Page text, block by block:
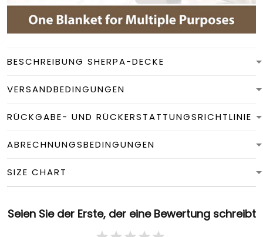
BESCHREIBUNG SHERPA-DECKE
VERSANDBEDINGUNGEN
RÜCKGABE- UND RÜCKERSTATTUNGSRICHTLINIE
ABRECHNUNGSBEDINGUNGEN
SIZE CHART
Seien Sie der Erste, der eine Bewertung schreibt